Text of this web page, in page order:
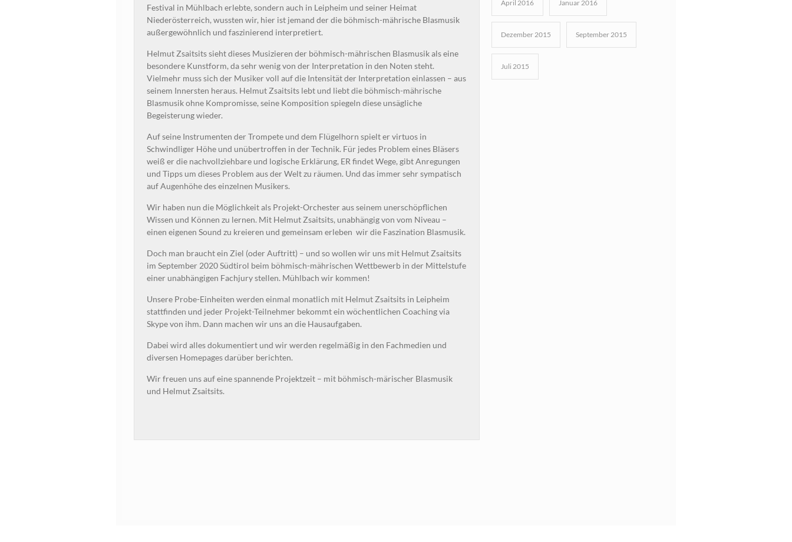
Festival in Mühlbach erlebte, sondern auch in Leipheim und seiner Heimat
Niederösterreich, wussten wir, hier ist jemand der die böhmisch-mährische Blasmusik
außergewöhnlich und faszinierend interpretiert.
Helmut Zsaitsits sieht dieses Musizieren der böhmisch-mährischen Blasmusik als eine
besondere Kunstform, da sehr wenig von der Interpretation in den Noten steht.
Vielmehr muss sich der Musiker voll auf die Intensität der Interpretation einlassen – aus
seinem Innersten heraus. Helmut Zsaitsits lebt und liebt die böhmisch-mährische
Blasmusik ohne Kompromisse, seine Komposition spiegeln diese unsägliche
Begeisterung wieder.
Auf seine Instrumenten der Trompete und dem Flügelhorn spielt er virtuos in
Schwindliger Höhe und unübertroffen in der Technik. Für jedes Problem eines Bläsers
weiß er die nachvollziehbare und logische Erklärung, ER findet Wege, gibt Anregungen
und Tipps um dieses Problem aus der Welt zu räumen. Und das immer sehr sympatisch
auf Augenhöhe des einzelnen Musikers.
Wir haben nun die Möglichkeit als Projekt-Orchester aus seinem unerschöpflichen
Wissen und Können zu lernen. Mit Helmut Zsaitsits, unabhängig von vom Niveau –
einen eigenen Sound zu kreieren und gemeinsam erleben wir die Faszination Blasmusik.
Doch man braucht ein Ziel (oder Auftritt) – und so wollen wir uns mit Helmut Zsaitsits
im September 2020 Südtirol beim böhmisch-mährischen Wettbewerb in der Mittelstufe
einer unabhängigen Fachjury stellen. Mühlbach wir kommen!
Unsere Probe-Einheiten werden einmal monatlich mit Helmut Zsaitsits in Leipheim
stattfinden und jeder Projekt-Teilnehmer bekommt ein wöchentlichen Coaching via
Skype von ihm. Dann machen wir uns an die Hausaufgaben.
Dabei wird alles dokumentiert und wir werden regelmäßig in den Fachmedien und
diversen Homepages darüber berichten.
Wir freuen uns auf eine spannende Projektzeit – mit böhmisch-märischer Blasmusik
und Helmut Zsaitsits.
April 2016 Januar 2016
Dezember 2015 September 2015
Juli 2015